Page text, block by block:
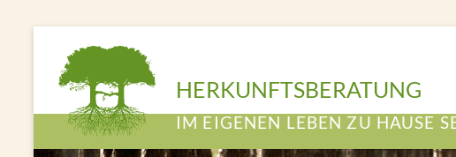
HERKUNFTSBERATUNG
IM EIGENEN LEBEN ZU HAUSE